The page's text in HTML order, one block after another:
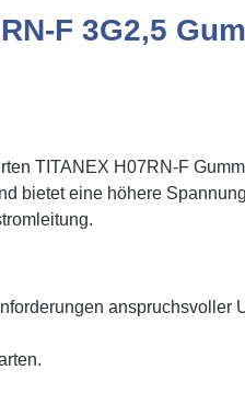
F 3G2,5
TITANEX H07RN-F
bietet eine höhere
anspruchsvoller